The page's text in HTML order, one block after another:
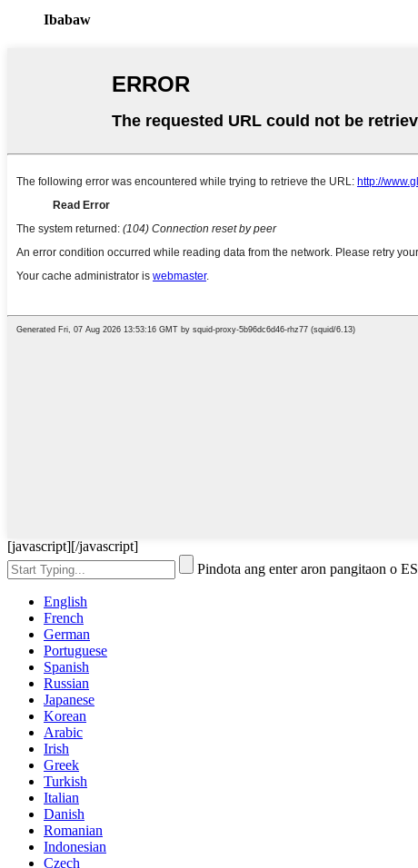
Ibabaw
[javascript][/javascript]
Pindota ang enter aron pangitaon o
English
French
German
Portuguese
Spanish
Russian
Japanese
Korean
Arabic
Irish
Greek
Turkish
Italian
Danish
Romanian
Indonesian
Czech